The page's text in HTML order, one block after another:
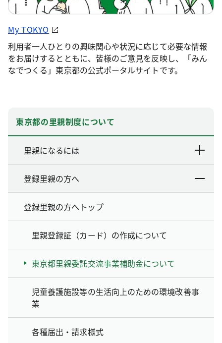
My TOKYO
利用者一人ひとりの興味関心や状況に応じて必要な情報
をお届けするとともに、皆様のご意見を反映し、「みん
なでつくる」東京都の公式ポータルサイトです。
東京都の里親制度について
里親になるには
登録里親の方へ
登録里親の方へトップ
里親登録証（カード）の作成について
東京都里親委託交流事業補助金について
児童養護施設等の生活向上のための環境改善事
業
各種届出・請求様式